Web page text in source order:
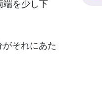
端を少し下
それにあた